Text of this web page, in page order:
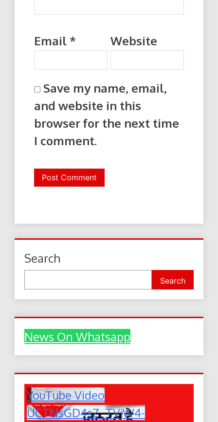
Email * Website
Save my name, email,
and website in this
browser for the next time
I comment.
Search
Search
News On Whatsapp
YouTube Video
UCTNsGD4sZ_TVjW4-